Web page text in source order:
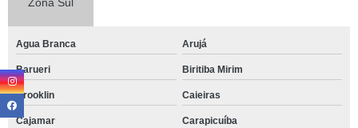
Agua Branca Arujá
Barueri Biritiba Mirim
Brooklin Caieiras
Cajamar Carapicuíba